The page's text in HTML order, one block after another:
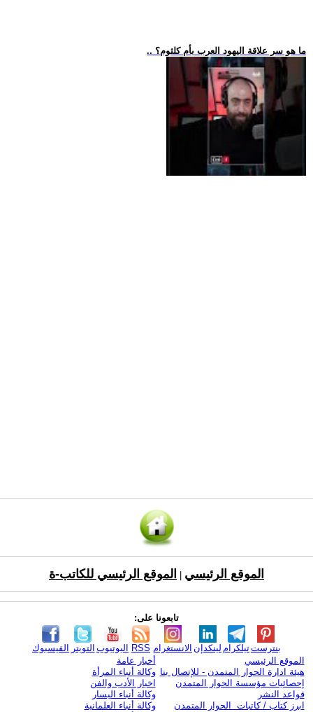
.. ما هو سر علاقة اليهود العرب بأم كلثوم؟
الموقع الرئيسي الموقع الرئيسي للكاتب-ة
تابعونا على:
الفيسبوك التويتر اليوتيوب RSS الانستغرام لينكدإن تيلكرامبنترست
الموقع الرئيسي
هيئة ادارة الحوار المتمدن - للإتصال بنا
إحصائيات مؤسسة الحوار المتمدن
قواعد النشر
ابرز كتاب / كاتبات الحوار المتمدن
أخبار عامة
وكالة أنباء المرأة
اخبار الأدب والفن
وكالة أنباء اليسار
وكالة أنباء العلمانية